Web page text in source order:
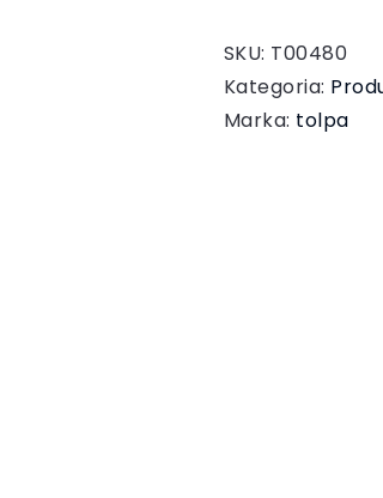
SKU: T00480
Kategoria:
Marka: tolpa